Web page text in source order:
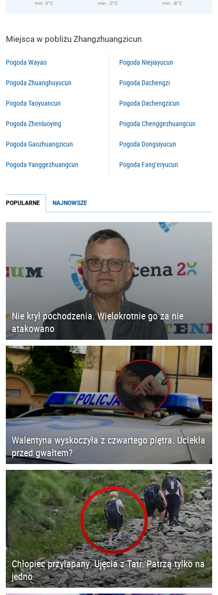
min. 6°C
min. -2°C
min. -8°C
Miejsca w pobliżu Zhangzhuangzicun
Pogoda Wayao
Pogoda Zhuanghuyucun
Pogoda Taoyuancun
Pogoda Zhenluoying
Pogoda Gaozhuangzicun
Pogoda Yanggezhuangcun
Pogoda Niejiayucun
Pogoda Dachengzi
Pogoda Dachengzicun
Pogoda Chenggezhuangcun
Pogoda Dongsiyucun
Pogoda Fang’eryucun
POPULARNE NAJNOWSZE
Nie krył pochodzenia. Wielokrotnie go za nie
atakowano
Walentyna wyskoczyła z czwartego piętra. Uciekła
przed gwałtem?
Chłopiec przyłapany. Ujęcia z Tatr. Patrzą tylko na
jedno